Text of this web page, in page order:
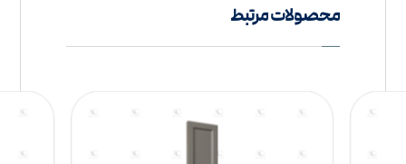
محصولات مرتبط